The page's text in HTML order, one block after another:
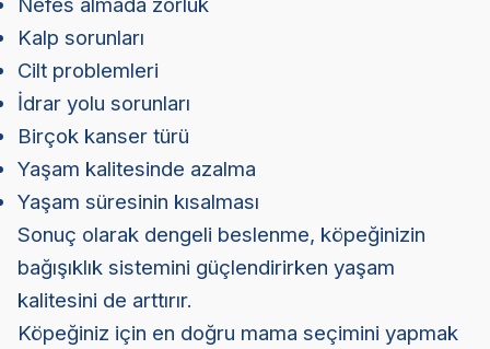
Kalp sorunları
Cilt problemleri
İdrar yolu sorunları
Birçok kanser türü
Yaşam kalitesinde azalma
Yaşam süresinin kısalması
Sonuç olarak dengeli beslenme, köpeğinizin
bağışıklık sistemini güçlendirirken yaşam
kalitesini de arttırır.
Köpeğiniz için en doğru mama seçimini yapmak